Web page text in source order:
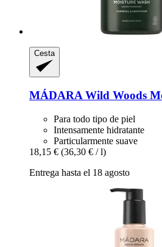
Cesta
MÁDARA Wild Woods
Para todo tipo de piel
Intensamente hidratante
Particularmente suave
18,15 € (36,30 € / l)
Entrega hasta el 18 agosto